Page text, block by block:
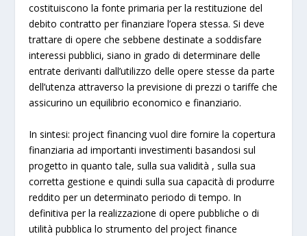
costituiscono la fonte primaria per la restituzione del
debito contratto per finanziare l’opera stessa. Si deve
trattare di opere che sebbene destinate a soddisfare
interessi pubblici, siano in grado di determinare delle
entrate derivanti dall’utilizzo delle opere stesse da parte
dell’utenza attraverso la previsione di prezzi o tariffe che
assicurino un equilibrio economico e finanziario.
In sintesi: project financing vuol dire fornire la copertura
finanziaria ad importanti investimenti basandosi sul
progetto in quanto tale, sulla sua validità , sulla sua
corretta gestione e quindi sulla sua capacità di produrre
reddito per un determinato periodo di tempo. In
definitiva per la realizzazione di opere pubbliche o di
utilità pubblica lo strumento del project finance